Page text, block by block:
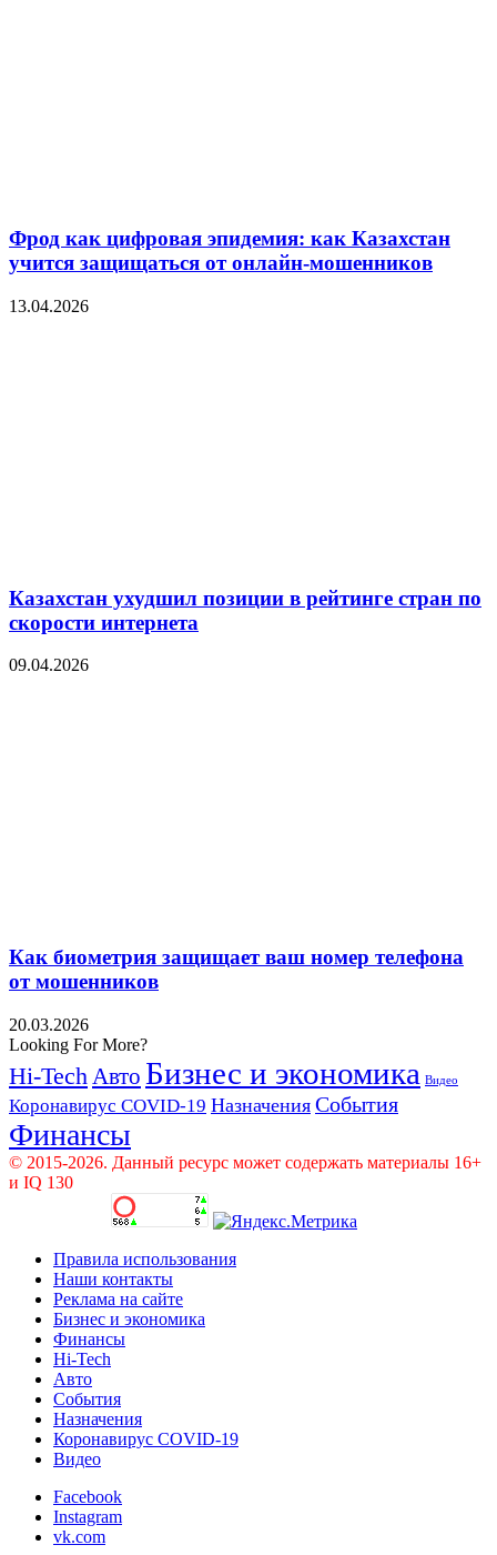
Фрод как цифровая эпидемия: как Казахстан
учится защищаться от онлайн-мошенников
13.04.2026
Казахстан ухудшил позиции в рейтинге стран по
скорости интернета
09.04.2026
Как биометрия защищает ваш номер телефона
от мошенников
20.03.2026
Looking For More?
Hi-Tech Авто Бизнес и экономика Видео
Коронавирус COVID-19 Назначения События
Финансы
© 2015-2026. Данный ресурс может содержать материалы 16+
и IQ 130
Правила использования
Наши контакты
Реклама на сайте
Бизнес и экономика
Финансы
Hi-Tech
Авто
События
Назначения
Коронавирус COVID-19
Видео
Facebook
Instagram
vk.com